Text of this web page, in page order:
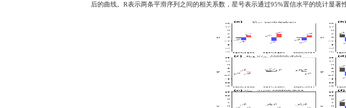
后的曲线。 R表示两条平滑序列之间的相关系数，星号表示通过95%置信水平的统计显著